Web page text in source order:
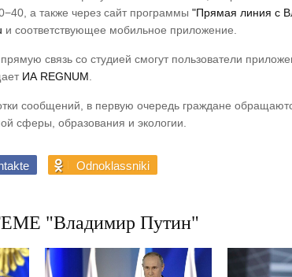
а также через сайт программы "Прямая линия с
и соответствующее мобильное приложение.
связь со студией смогут пользователи
ИА REGNUM
сообщений, в первую очередь граждане
сферы, образования и экологии.
Odnoklassniki
"Владимир Путин"